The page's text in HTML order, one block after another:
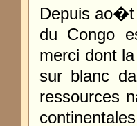
Depuis
du Congo
merci dont
sur blanc
ressources